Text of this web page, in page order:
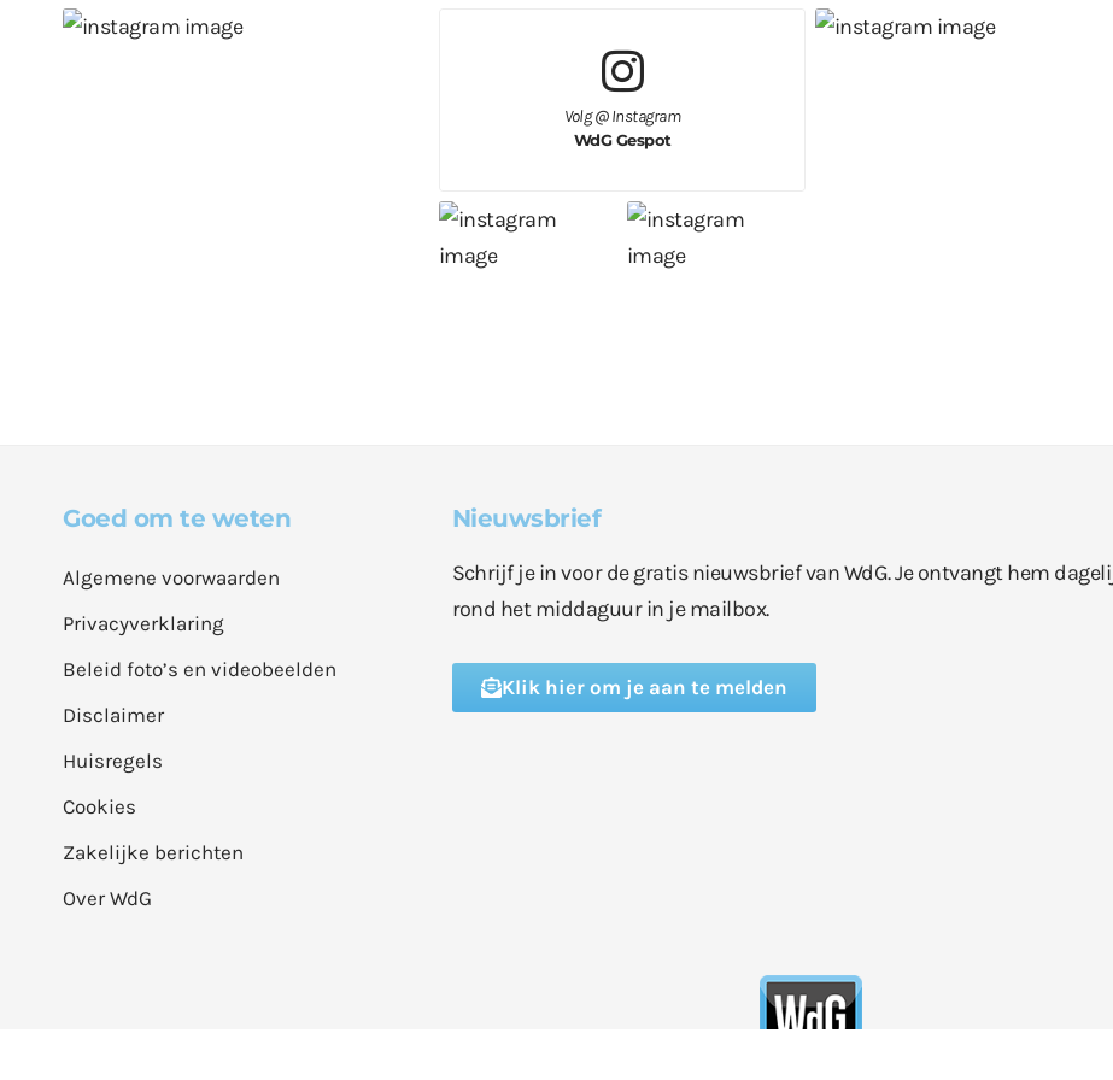
Volg @ Instagram
WdG Gespot
Goed om te weten
Algemene voorwaarden
Privacyverklaring
Beleid foto’s en videobeelden
Disclaimer
Huisregels
Cookies
Zakelijke berichten
Over WdG
Nieuwsbrief
Schrijf je in voor de gratis nieuwsbrief van WdG. Je ontvangt hem
rond het middaguur in je mailbox.
Klik hier om je aan te melden